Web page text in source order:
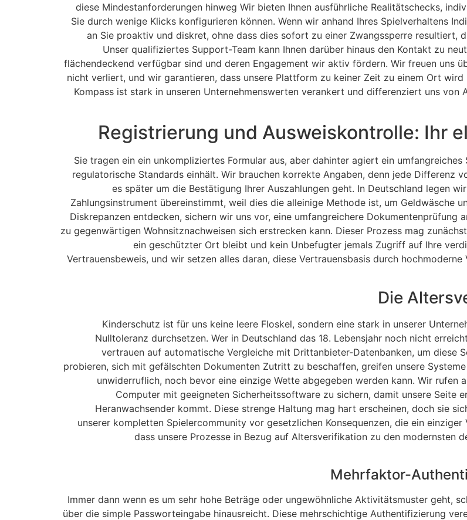
diese Mindestanforderungen hinweg Wir bieten Ihnen ausführliche Realitätschecks,
Sie durch wenige Klicks konfigurieren können. Wenn wir anhand Ihres Spielverhaltens
an Sie proaktiv und diskret, ohne dass dies sofort zu einer Zwangssperre resultiert,
Unser qualifiziertes Support-Team kann Ihnen darüber hinaus den Kontakt zu
flächendeckend verfügbar sind und deren Engagement wir aktiv fördern. Wir freuen uns
nicht verliert, und wir garantieren, dass unsere Plattform zu keiner Zeit zu einem Ort
Kompass ist stark in unseren Unternehmenswerten verankert und differenziert uns von
Registrierung und Ausweiskontrolle: Ihr
Sie tragen ein ein unkompliziertes Formular aus, aber dahinter agiert ein
regulatorische Standards einhält. Wir brauchen korrekte Angaben, denn jede Differenz
es später um die Bestätigung Ihrer Auszahlungen geht. In Deutschland legen
Zahlungsinstrument übereinstimmt, weil dies die alleinige Methode ist, um Geldwäsche
Diskrepanzen entdecken, sichern wir uns vor, eine umfangreichere Dokumentenprüfung
zu gegenwärtigen Wohnsitznachweisen sich erstrecken kann. Dieser Prozess mag
ein geschützter Ort bleibt und kein Unbefugter jemals Zugriff auf Ihre
Vertrauensbeweis, und wir setzen alles daran, diese Vertrauensbasis durch
Die
Kinderschutz ist für uns keine leere Floskel, sondern eine stark in unserer
Nulltoleranz durchsetzen. Wer in Deutschland das 18. Lebensjahr noch nicht
vertrauen auf automatische Vergleiche mit Drittanbieter-Datenbanken, um diese
probieren, sich mit gefälschten Dokumenten Zutritt zu beschaffen, greifen unsere
unwiderruflich, noch bevor eine einzige Wette abgegeben werden kann. Wir
Computer mit geeigneten Sicherheitssoftware zu sichern, damit unsere Seite
Heranwachsender kommt. Diese strenge Haltung mag hart erscheinen, doch sie
unserer kompletten Spielercommunity vor gesetzlichen Konsequenzen, die ein
dass unsere Prozesse in Bezug auf Altersverifikation zu den modernsten
Mehrfaktor-
Immer dann wenn es um sehr hohe Beträge oder ungewöhnliche Aktivitätsmuster geht,
über die simple Passworteingabe hinausreicht. Diese mehrschichtige Authentifizierung